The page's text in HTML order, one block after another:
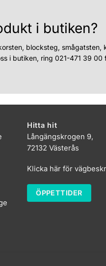
i butiken?
blocksteg,
i butiken, ring 021-471 39 00
Hitta hit
Långängskrogen 9,
72132 Västerås
Klicka här för
ÖPPETTIDER